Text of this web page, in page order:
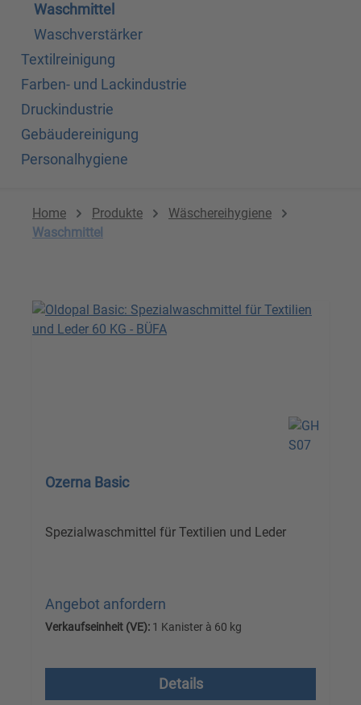
Waschmittel
Waschverstärker
Textilreinigung
Farben- und Lackindustrie
Druckindustrie
Gebäudereinigung
Personalhygiene
Home Produkte
Wäschereihygiene
Waschmittel
Ozerna Basic
Spezialwaschmittel für Textilien und Leder
Angebot anfordern
Verkaufseinheit (VE): 1 Kanister à 60 kg
Details